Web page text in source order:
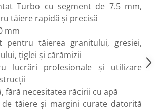
Turbo cu segment de 7.5 mm,
tăiere rapidă și precisă
mm
pentru tăierea granitului, gresiei,
țiglei și cărămizii
lucrări profesionale și utilizare
fără necesitatea răcirii cu apă
de tăiere și margini curate datorită